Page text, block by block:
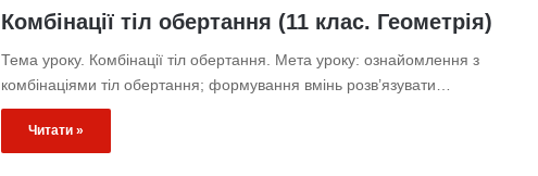
Комбінації тіл обертання (11 клас. Геометрія)
Тема уроку. Комбінації тіл обертання. Мета уроку: ознайомлення з
комбінаціями тіл обертання; формування вмінь розв’язувати…
Читати »